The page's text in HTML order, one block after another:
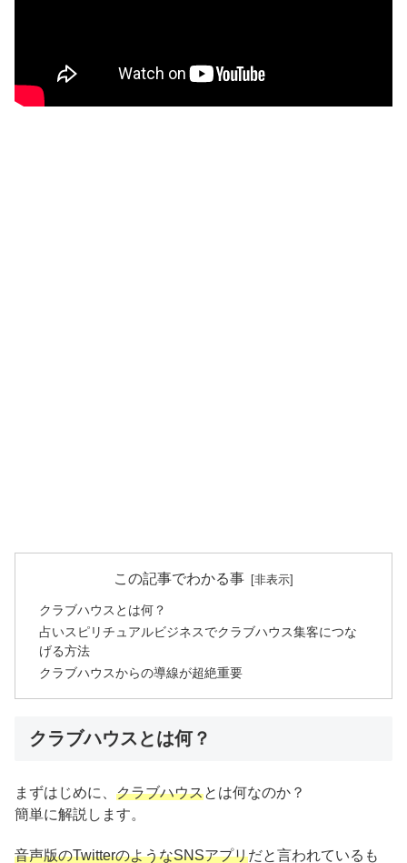
この記事でわかる事
クラブハウスとは何？
占いスピリチュアルビジネスでクラブハウス集客につな
げる方法
クラブハウスからの導線が超絶重要
クラブハウスとは何？
まずはじめに、 クラブハウスとは何なのか？
簡単に解説します。
音声版のTwitterのようなSNSアプリだと言われているも